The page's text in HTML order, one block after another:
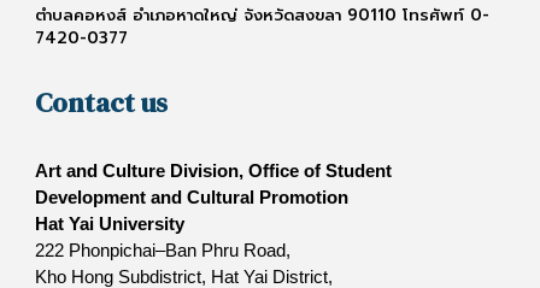
ตำบลคอหงส์ อำเภอหาดใหญ่ จังหวัดสงขลา 90110 โทรศัพท์ 0-
7420-0377
Contact us
Art and Culture Division, Office of Student
Development and Cultural Promotion
Hat Yai University
222 Phonpichai–Ban Phru Road,
Kho Hong Subdistrict, Hat Yai District,